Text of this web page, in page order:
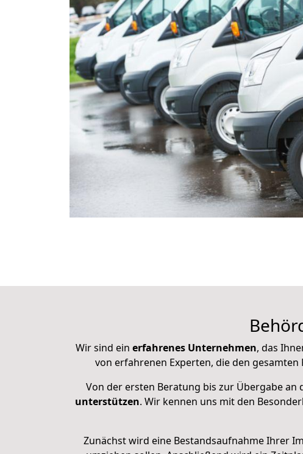
Wir sind ein erfahrenes Unternehmen, das
von erfahrenen Experten, die den
Von der ersten Beratung bis zur Übergabe
unterstützen. Wir kennen uns mit den
Zunächst wird eine Bestandsaufnahme Ihrer